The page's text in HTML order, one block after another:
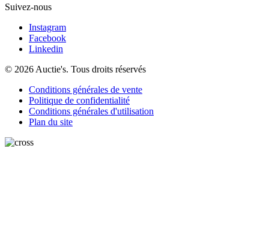
Suivez-nous
Instagram
Facebook
Linkedin
© 2026 Auctie's. Tous droits réservés
Conditions générales de vente
Politique de confidentialité
Conditions générales d'utilisation
Plan du site